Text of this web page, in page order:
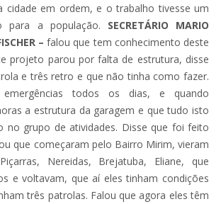
cidade em ordem, e o trabalho tivesse um
para a população. SECRETÁRIO MARIO
– falou que tem conhecimento deste
projeto parou por falta de estrutura, disse
e três retro e que não tinha como fazer.
todos os dias, e quando
a estrutura da garagem e que tudo isto
no grupo de atividades. Disse que foi feito
que começaram pelo Bairro Mirim, vieram
Nereidas, Brejatuba, Eliane, que
e voltavam, que aí eles tinham condições
três patrolas. Falou que agora eles têm